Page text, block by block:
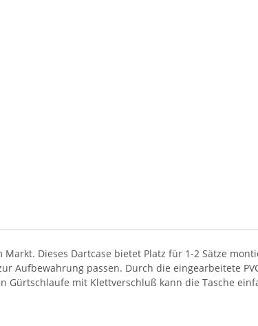
Dieses Dartcase bietet Platz für 1-2 Sätze
Aufbewahrung passen. Durch die eingearbeitete
mit Klettverschluß kann die Tasche